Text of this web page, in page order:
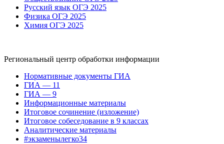
Русский язык ОГЭ 2025
Физика ОГЭ 2025
Химия ОГЭ 2025
Региональный центр обработки информации
Нормативные документы ГИА
ГИА — 11
ГИА — 9
Информационные материалы
Итоговое сочинение (изложение)
Итоговое собеседование в 9 классах
Аналитические материалы
#экзаменылегко34